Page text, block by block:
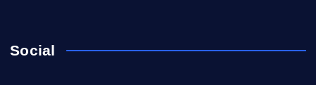
Social